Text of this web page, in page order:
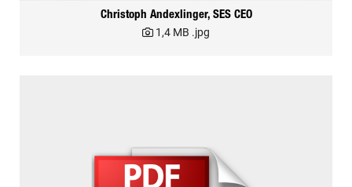
Christoph Andexlinger, SES CEO
1,4 MB .jpg